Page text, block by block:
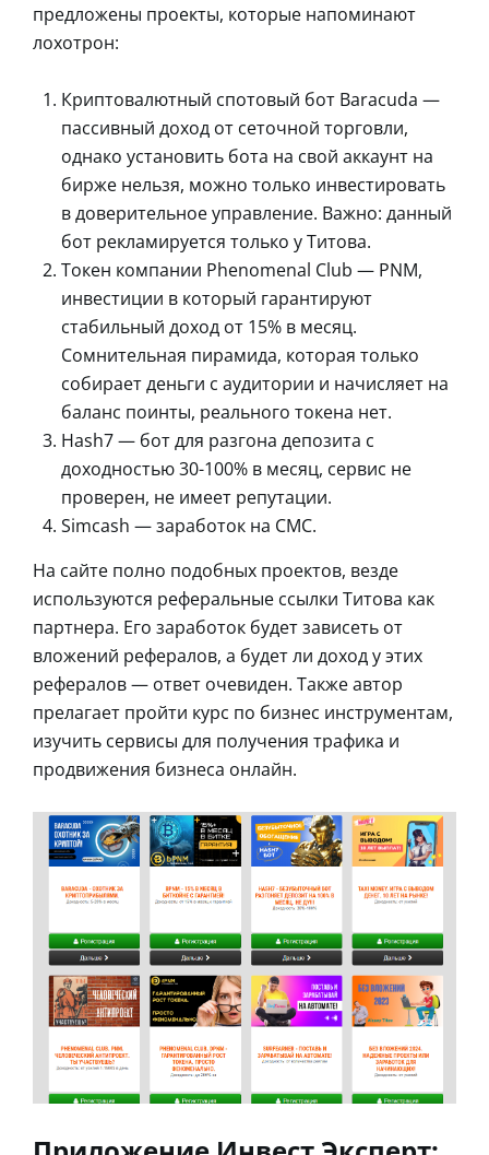
предложены проекты, которые напоминают
лохотрон:
Криптовалютный спотовый бот Baracuda —
пассивный доход от сеточной торговли,
однако установить бота на свой аккаунт на
бирже нельзя, можно только инвестировать
в доверительное управление. Важно: данный
бот рекламируется только у Титова.
Токен компании Phenomenal Club — PNM,
инвестиции в который гарантируют
стабильный доход от 15% в месяц.
Сомнительная пирамида, которая только
собирает деньги с аудитории и начисляет на
баланс поинты, реального токена нет.
Hash7 — бот для разгона депозита с
доходностью 30-100% в месяц, сервис не
проверен, не имеет репутации.
Simcash — заработок на СМС.
На сайте полно подобных проектов, везде
используются реферальные ссылки Титова как
партнера. Его заработок будет зависеть от
вложений рефералов, а будет ли доход у этих
рефералов — ответ очевиден. Также автор
прелагает пройти курс по бизнес инструментам,
изучить сервисы для получения трафика и
продвижения бизнеса онлайн.